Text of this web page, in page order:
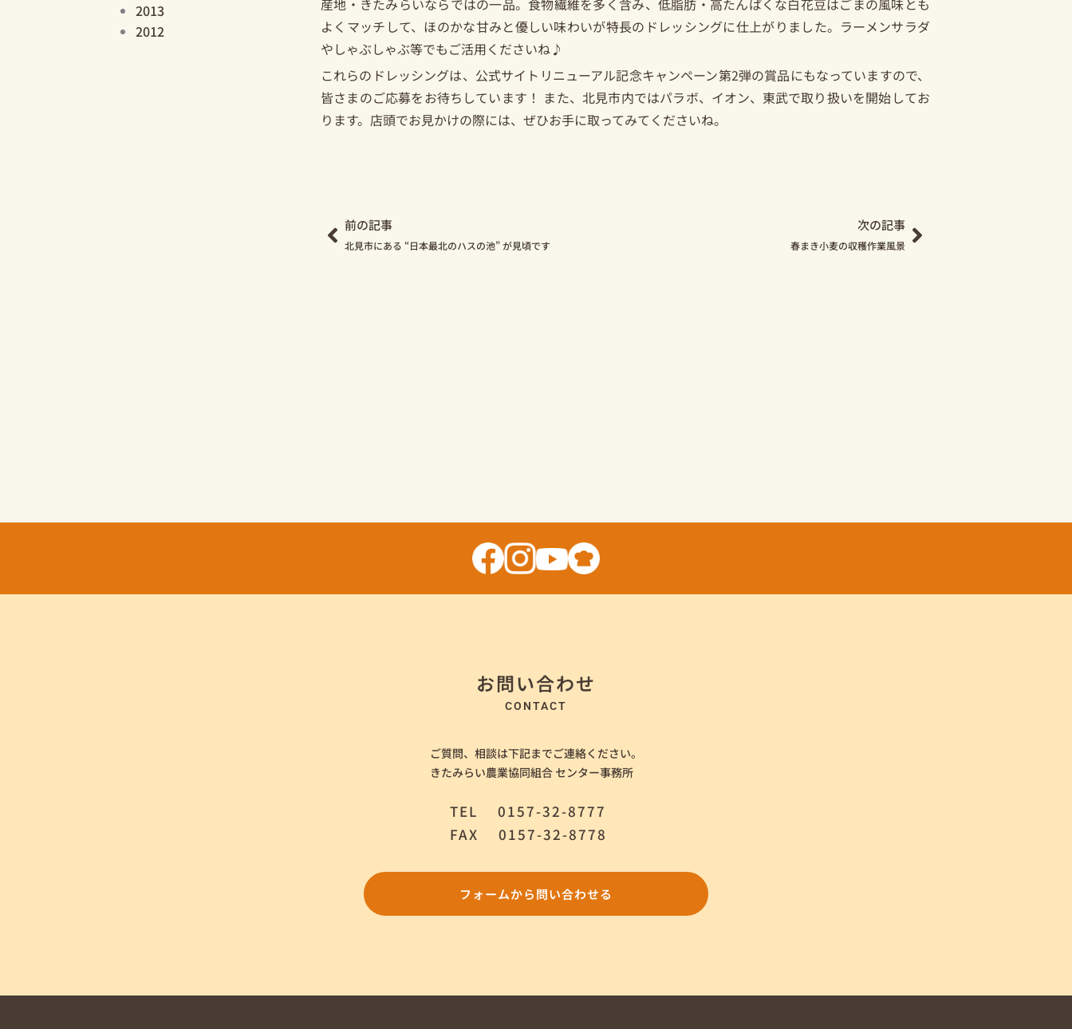
2013
2012
産地・きたみらいならではの一品。食物繊維を多く含み、低脂肪・高たんぱくな白花豆はごまの風味とも
よくマッチして、ほのかな甘みと優しい味わいが特長のドレッシングに仕上がりました。ラーメンサラダ
やしゃぶしゃぶ等でもご活用くださいね♪
これらのドレッシングは、公式サイトリニューアル記念キャンペーン第2弾の賞品にもなっていますので、
皆さまのご応募をお待ちしています！ また、北見市内ではパラボ、イオン、東武で取り扱いを開始してお
ります。店頭でお見かけの際には、ぜひお手に取ってみてくださいね。
前の記事
北見市にある “日本最北のハスの池” が見頃です
次の記事
春まき小麦の収穫作業風景
お問い合わせ
CONTACT
ご質問、相談は下記までご連絡ください。
きたみらい農業協同組合 センター事務所
TEL 0157-32-8777
FAX 0157-32-8778
フォームから問い合わせる